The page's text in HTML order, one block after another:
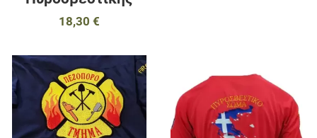
18,30 €
Προσθήκη για σύγκριση
Γρήγορη ματιά